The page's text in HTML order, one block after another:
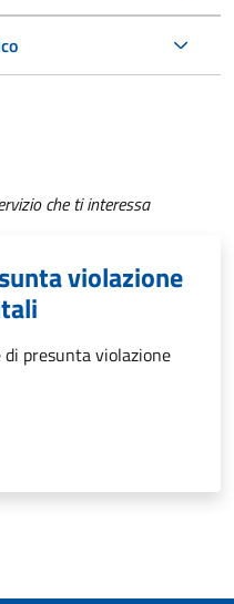
che ti interessa
violazione
presunta violazione